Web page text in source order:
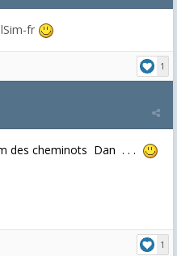
fr
1
des cheminots Dan . . .
1